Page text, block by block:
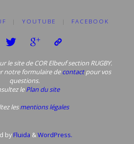
| YOUTUBE | FACEBOOK
le site de COR Elbeuf section RUGBY.
notre formulaire decontactpour vos
questions.
lePlan du site
lesmentions légales
byFluida &WordPress.